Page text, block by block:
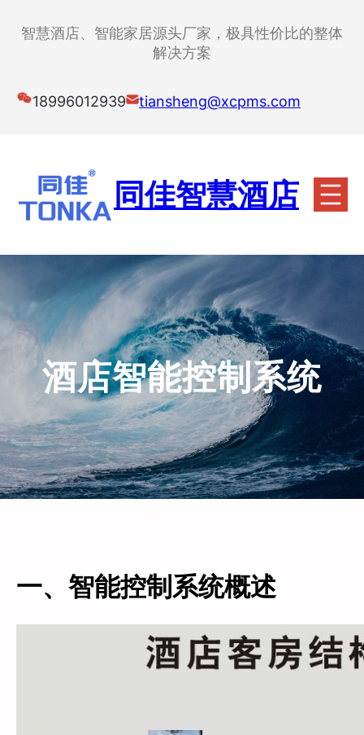
智慧酒店、智能家居源头厂家，极具性价比的整体
解决方案
18996012939 tiansheng@xcpms.com
同佳智慧酒店
酒店智能控制系统
一、智能控制系统概述